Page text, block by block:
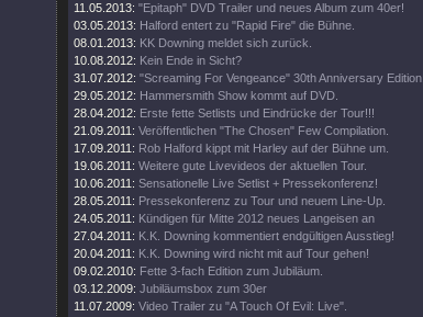
11.05.2013: "Epitaph" DVD Trailer und neues Album zum 40er!
03.05.2013: Halford entert zu "Rapid Fire" die Bühne.
08.01.2013: KK Downing meldet sich zurück.
10.08.2012: Kein Ende in Sicht?
31.07.2012: "Screaming For Vengeance" 30th Anniversary Edition.
29.05.2012: Hammersmith Show kommt auf DVD.
28.04.2012: Erste fette Setlists und Eindrücke der Tour!!!
21.09.2011: Veröffentlichen "The Chosen" Few Compilation.
17.09.2011: Rob Halford kippt mit Harley auf der Bühne um.
19.06.2011: Weitere gute Livevideos der aktuellen Tour.
10.06.2011: Sensationelle Live Setlist + Pressekonferenz!
28.05.2011: Pressekonferenz zu Tour und neuem Line-Up.
24.05.2011: Kündigen für Mitte 2012 neues Langeisen an
27.04.2011: K.K. Downing kommentiert endgültigen Ausstieg!
20.04.2011: K.K. Downing wird nicht mit auf Tour gehen!
09.02.2010: Fette 3-fach Edition zum Jubiläum.
03.12.2009: Jubiläumsbox zum 30er
11.07.2009: Video Trailer zu "A Touch Of Evil: Live".